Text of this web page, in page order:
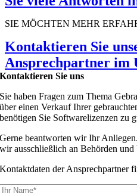
SIE MÖCHTEN MEHR
Kontaktieren Sie
Ansprechpartner im
Kontaktieren Sie uns
Sie haben Fragen zum Thema
über einen Verkauf Ihrer
benötigen Sie Softwarelizenzen zu
Gerne beantworten wir Ihr
wir ausschließlich an Behörden
Kontaktdaten der Ansprechpartner